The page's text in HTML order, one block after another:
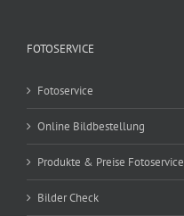
FOTOSERVICE
Fotoservice
Online Bildbestellung
Produkte & Preise Fotoservice
Bilder Check